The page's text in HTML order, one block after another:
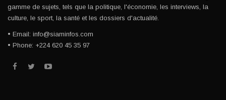
gamme de sujets, tels que la politique, l'économie, les interviews, la
culture, le sport, la santé et les dossiers d'actualité.
• Email: info@siaminfos.com
• Phone: +224 620 45 35 97